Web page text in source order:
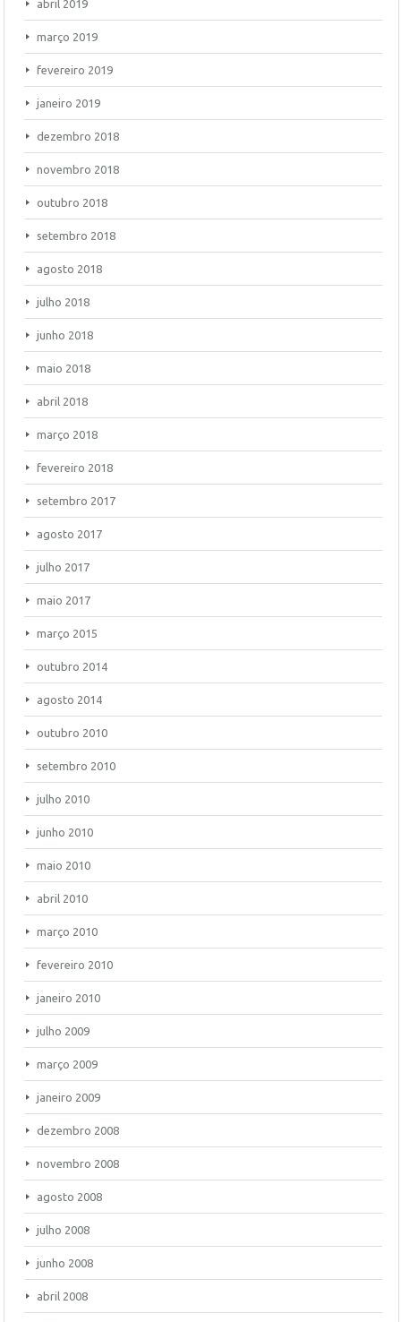
abril 2019
março 2019
fevereiro 2019
janeiro 2019
dezembro 2018
novembro 2018
outubro 2018
setembro 2018
agosto 2018
julho 2018
junho 2018
maio 2018
abril 2018
março 2018
fevereiro 2018
setembro 2017
agosto 2017
julho 2017
maio 2017
março 2015
outubro 2014
agosto 2014
outubro 2010
setembro 2010
julho 2010
junho 2010
maio 2010
abril 2010
março 2010
fevereiro 2010
janeiro 2010
julho 2009
março 2009
janeiro 2009
dezembro 2008
novembro 2008
agosto 2008
julho 2008
junho 2008
abril 2008